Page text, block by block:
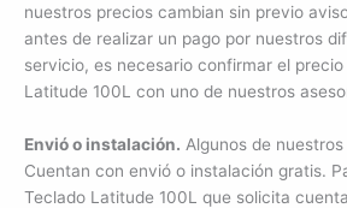
nuestros precios cambian sin previo
antes de realizar un pago por nuestros
servicio, es necesario confirmar el
Latitude 100L con uno de nuestros
Envió o instalación. Algunos de
Cuentan con envió o instalación gratis.
Teclado Latitude 100L que solicita
¿Necesitas un
Comunícate con
3009124335
Bogota –